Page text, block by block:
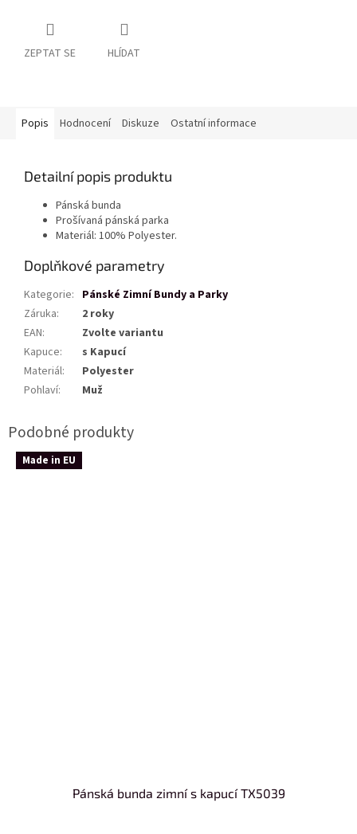
ZEPTAT SE HLÍDAT
Popis Hodnocení Diskuze Ostatní informace
Detailní popis produktu
Pánská bunda
Prošívaná pánská parka
Materiál: 100% Polyester.
Doplňkové parametry
Kategorie: Pánské Zimní Bundy a Parky
Záruka:
2 roky
EAN:
Zvolte variantu
Kapuce:
s Kapucí
Materiál:
Polyester
Pohlaví: Muž
Made in EU
Pánská bunda zimní s kapucí TX5039